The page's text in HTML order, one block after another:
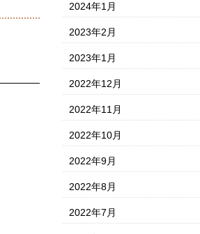
2024年1月
2023年2月
2023年1月
2022年12月
2022年11月
2022年10月
2022年9月
2022年8月
2022年7月